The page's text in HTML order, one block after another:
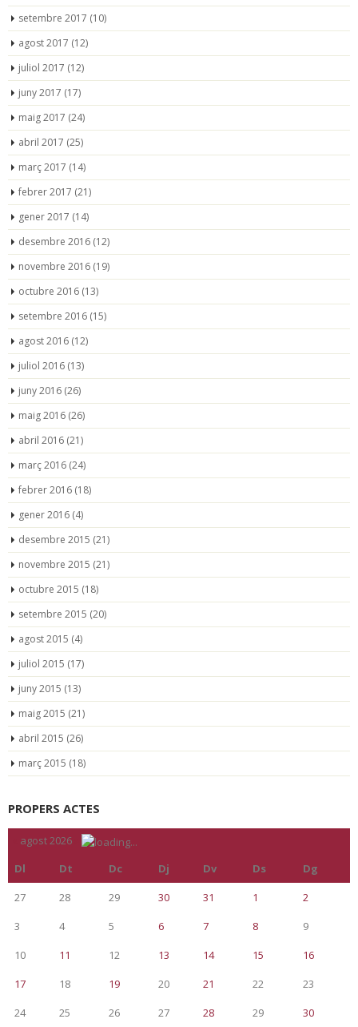
setembre 2017 (10)
agost 2017 (12)
juliol 2017 (12)
juny 2017 (17)
maig 2017 (24)
abril 2017 (25)
març 2017 (14)
febrer 2017 (21)
gener 2017 (14)
desembre 2016 (12)
novembre 2016 (19)
octubre 2016 (13)
setembre 2016 (15)
agost 2016 (12)
juliol 2016 (13)
juny 2016 (26)
maig 2016 (26)
abril 2016 (21)
març 2016 (24)
febrer 2016 (18)
gener 2016 (4)
desembre 2015 (21)
novembre 2015 (21)
octubre 2015 (18)
setembre 2015 (20)
agost 2015 (4)
juliol 2015 (17)
juny 2015 (13)
maig 2015 (21)
abril 2015 (26)
març 2015 (18)
PROPERS ACTES
agost 2026
Dl
Dt Dc Dj Dv Ds
Dg
27
28 29 30 31 1
2
3
4 5 6 7 8
9
10
11 12 13 14 15
16
17
18 19 20 21 22
23
24
25 26 27 28 29
30